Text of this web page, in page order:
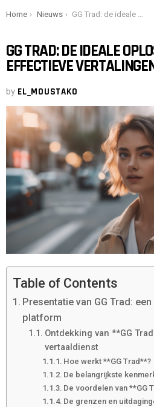
You are here:
Home Nieuws GG Trad: de ideale oplossing voor effectieve vertalingen?
GG TRAD: DE IDEALE
EFFECTIEVE
by EL_MOUSTAKO
Table of Contents
Presentatie van GG Trad:
platform
Ontdekking van **GG
vertaaldienst
Hoe werkt **GG Trad**?
De belangrijkste
De voordelen van **GG
De grenzen en